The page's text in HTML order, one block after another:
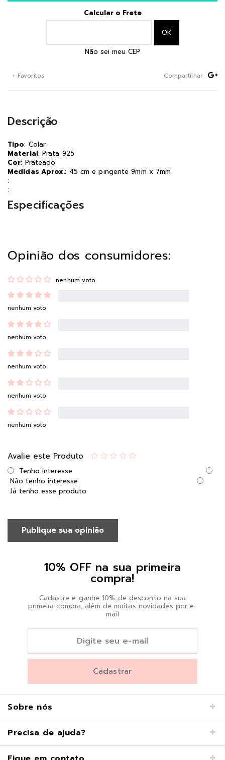
Calcular o Frete
Não sei meu CEP
+ Favoritos Compartilhar
Descrição
Tipo: Colar
Material: Prata 925
Cor: Prateado
Medidas Aprox.: 45 cm e pingente 9mm x 7mm
:
:
Especificações
Opinião dos consumidores:
nenhum voto
nenhum voto
nenhum voto
nenhum voto
nenhum voto
nenhum voto
Avalie este Produto
Tenho interesse
Não tenho interesse
Já tenho esse produto
Publique sua opinião
10% OFF na sua primeira
compra!
Cadastre e ganhe 10% de desconto na sua
primeira compra, além de muitas novidades por e-
mail
Sobre nós
Precisa de ajuda?